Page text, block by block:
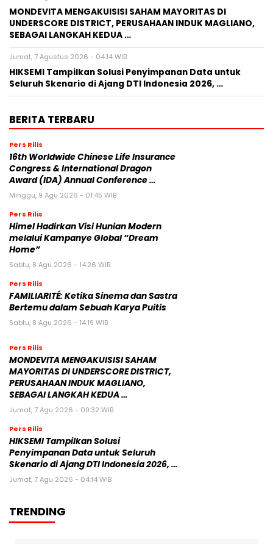
MONDEVITA MENGAKUISISI SAHAM MAYORITAS DI
UNDERSCORE DISTRICT, PERUSAHAAN INDUK MAGLIANO,
SEBAGAI LANGKAH KEDUA …
Jumat, 7 Agustus 2026 - 04:14 WIB
HIKSEMI Tampilkan Solusi Penyimpanan Data untuk
Seluruh Skenario di Ajang DTI Indonesia 2026, …
BERITA TERBARU
Pers Rilis
16th Worldwide Chinese Life Insurance
Congress & International Dragon
Award (IDA) Annual Conference …
Minggu, 9 Agu 2026 - 01:45 WIB
Pers Rilis
Himel Hadirkan Visi Hunian Modern
melalui Kampanye Global “Dream
Home”
Sabtu, 8 Agu 2026 - 14:26 WIB
Pers Rilis
FAMILIARITÉ: Ketika Sinema dan Sastra
Bertemu dalam Sebuah Karya Puitis
Sabtu, 8 Agu 2026 - 14:19 WIB
Pers Rilis
MONDEVITA MENGAKUISISI SAHAM
MAYORITAS DI UNDERSCORE DISTRICT,
PERUSAHAAN INDUK MAGLIANO,
SEBAGAI LANGKAH KEDUA …
Jumat, 7 Agu 2026 - 09:32 WIB
Pers Rilis
HIKSEMI Tampilkan Solusi
Penyimpanan Data untuk Seluruh
Skenario di Ajang DTI Indonesia 2026, …
Jumat, 7 Agu 2026 - 04:14 WIB
TRENDING